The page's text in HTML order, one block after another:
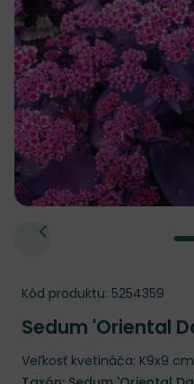
Kód produktu: 5254359
Sedum 'Oriental
Veľkosť kvetináča: K9x9 cm